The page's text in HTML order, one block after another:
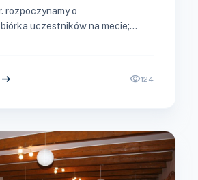
rozpoczynamy o
uczestników na mecie;
arrow_right_alt visibility124